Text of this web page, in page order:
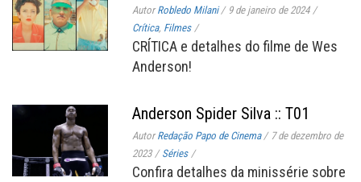
AutorRobledo Milani / 9 de janeiro de 2024 /
Crítica, Filmes /
CRÍTICA e detalhes do filme de Wes
Anderson!
Anderson Spider Silva :: T01
AutorRedação Papo de Cinema / 7 de dezembro de
2023 / Séries /
Confira detalhes da minissérie sobre